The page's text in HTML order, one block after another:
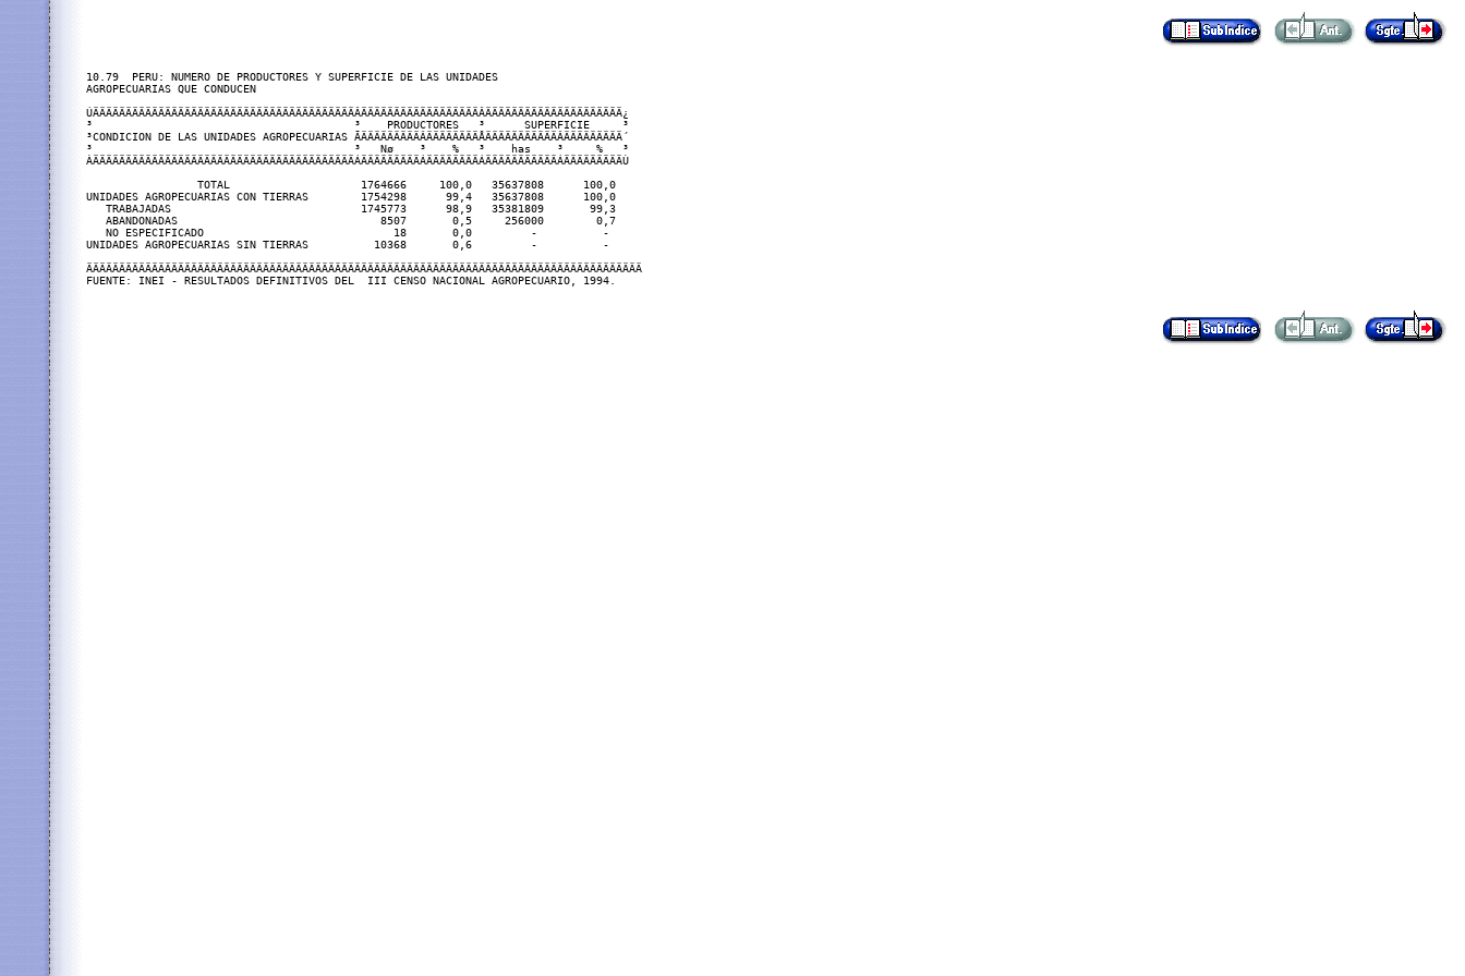
10.79  PERU: NUMERO DE PRODUCTORES Y SUPERFICIE DE LAS UNIDADES
AGROPECUARIAS QUE CONDUCEN
ÚÄÄÄÄÄÄÄÄÄÄÄÄÄÄÄÄÄÄÄÄÄÄÄÄÄÄÄÄÄÄÄÄÄÄÄÄÄÄÄÄÂÄÄÄÄÄÄÄÄÄÄÄÄÄÄÄÄÄÄÂÄÄÄÄÄÄÄÄÄÄÄÄÄÄÄÄÄÄÄÄÄ¿
³                                        ³    PRODUCTORES   ³      SUPERFICIE     ³
³CONDICION DE LAS UNIDADES AGROPECUARIAS ÃÄÄÄÄÄÄÄÄÄÂÄÄÄÄÄÄÄÄÅÄÄÄÄÄÄÄÄÄÄÄÂÄÄÄÄÄÄÄÄÄ´
³                                        ³   Nø    ³    %   ³    has    ³     %   ³
ÀÄÄÄÄÄÄÄÄÄÄÄÄÄÄÄÄÄÄÄÄÄÄÄÄÄÄÄÄÄÄÄÄÄÄÄÄÄÄÄÄÁÄÄÄÄÄÄÄÄÄÁÄÄÄÄÄÄÄÄÁÄÄÄÄÄÄÄÄÄÄÄÁÄÄÄÄÄÄÄÄÄÙ
                 TOTAL                    1764666     100,0   35637808      100,0
UNIDADES AGROPECUARIAS CON TIERRAS        1754298      99,4   35637808      100,0
   TRABAJADAS                             1745773      98,9   35381809       99,3
   ABANDONADAS                               8507       0,5     256000        0,7
   NO ESPECIFICADO                             18       0,0         -          -
UNIDADES AGROPECUARIAS SIN TIERRAS          10368       0,6         -          -
ÄÄÄÄÄÄÄÄÄÄÄÄÄÄÄÄÄÄÄÄÄÄÄÄÄÄÄÄÄÄÄÄÄÄÄÄÄÄÄÄÄÄÄÄÄÄÄÄÄÄÄÄÄÄÄÄÄÄÄÄÄÄÄÄÄÄÄÄÄÄÄÄÄÄÄÄÄÄÄÄÄÄÄÄÄ